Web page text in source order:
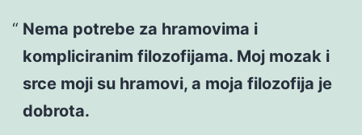
Nema potrebe za hramovima i
kompliciranim filozofijama. Moj mozak i
srce moji su hramovi, a moja filozofija je
dobrota.